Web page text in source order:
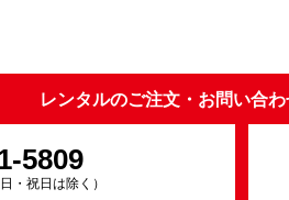
レンタルのご注文・お問い合
5809
・祝日は除く）